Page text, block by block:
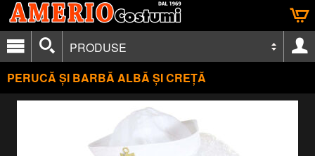
PRODUSE
PERUCĂ ȘI BARBĂ ALBĂ ȘI CREȚĂ